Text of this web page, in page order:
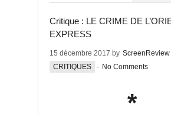
Critique : LE CRIME DE
EXPRESS
15 décembre 2017 by ScreenReview
CRITIQUES
- No Comments
*